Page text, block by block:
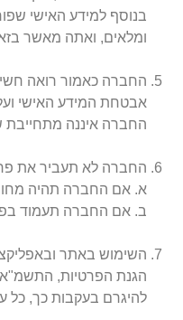
ומלאים, ואתה מאשר
החברה כאמור רואה
אבטחת המידע האישי
החברה איננה מתחייבת
החברה לא תעביר את
א. אם החברה תהיה
ב. אם החברה תעמוד
השימוש באתר
להיגרם בעקבות כך, כל